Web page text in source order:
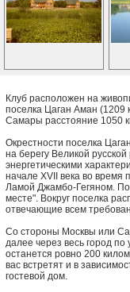
Клуб расположен на
поселка Цаган Аман (1209
Самары расстояние 1050
Окрестности поселка
на берегу Великой
энергетическими
начале XVII века во время
Ламой Джамбо-Гегяном.
месте". Вокруг поселка
отвечающие всем
Со стороны Москвы или
далее через весь город
останется ровно 200
вас встретят и в
гостевой дом.